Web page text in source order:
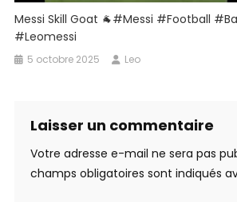
Messi Skill Goat 🐐#messi #football
#leomessi
5 octobre 2025 Leo
Laisser un commentaire
Votre adresse e-mail ne sera pas
champs obligatoires sont indiqués